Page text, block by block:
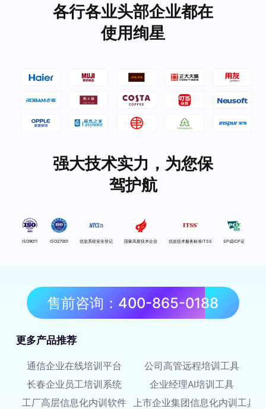
各行各业头部企业都在
使用绚星
强大技术实力，为您保
驾护航
ISO9011 ISO27001 信息系统安全登记 国家高新技术企业 信息技术服务标准ITSS SP或ICP证
售前咨询：400-865-0188
更多产品推荐
通信企业在线培训平台
公司高管远程培训工具
长春企业员工培训系统
企业经理AI培训工具
工厂高层信息化内训软件
上市企业集团信息化内训工具